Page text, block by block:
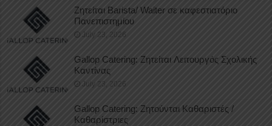
Ζητείται Barista/ Waiter σε καφεστιατόριο
Πανεπιστημίου
July 23, 2026
Gallop Catering: Ζητείται Λειτουργός Σχολικής
Καντίνας
July 23, 2026
Gallop Catering: Ζητούνται Καθαριστές /
Καθαρίστριες